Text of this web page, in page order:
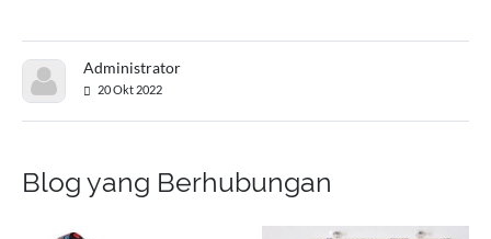
Administrator
20 Okt 2022
Blog yang Berhubungan